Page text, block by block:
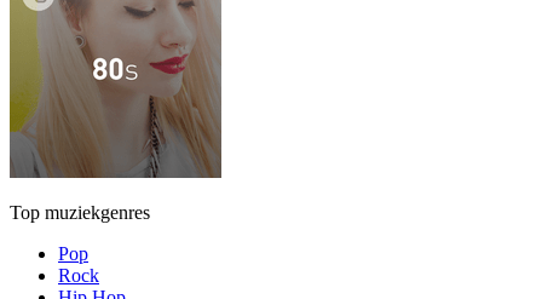
Top muziekgenres
Pop
Rock